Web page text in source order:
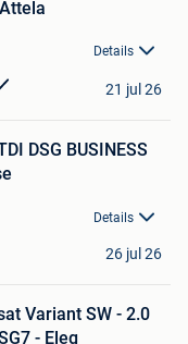
Details
21 jul 26
DSG BUSINESS
Details
26 jul 26
Variant SW - 2.0
- Eleg